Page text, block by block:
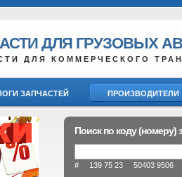
ДЛЯ ГРУЗОВЫХ
ДЛЯ КОММЕРЧЕСКОГО
ЗАПЧАСТЕЙ ПРОИЗВОДИТЕЛИ
Поиск по коду (номеру)
# 139 75 23 50403 9506